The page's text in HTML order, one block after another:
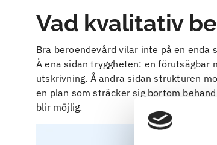
Vad kvalitativ
Bra beroendevård vilar inte på en
Å ena sidan tryggheten: en
utskrivning. Å andra sidan strukturen
en plan som sträcker sig bortom
blir möjlig.